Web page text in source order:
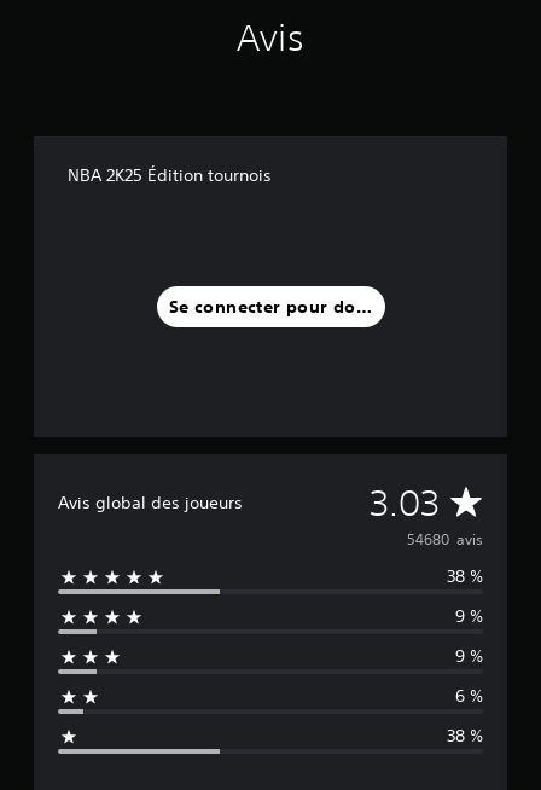
Avis
NBA 2K25 Édition tournois
Se connecter pour donner un avis
Avis global des joueurs 3.03 M
o
y
e
n
n
54680 avis
38 %
9 %
9 %
6 %
38 %